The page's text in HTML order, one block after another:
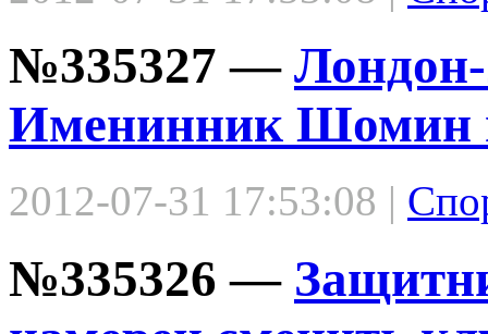
№335327 —
Именинник Шомин
2012-07-31 17:53:08 |
№335326 —